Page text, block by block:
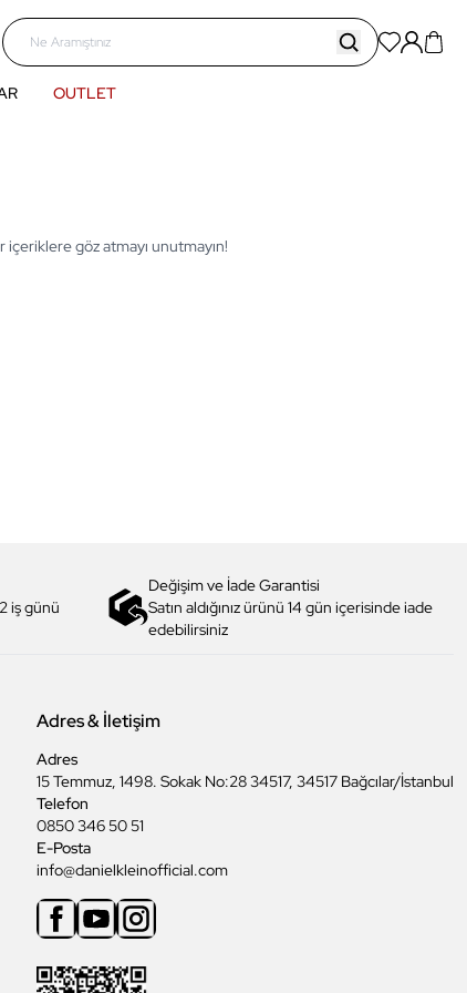
OUTLET
içeriklere göz atmayı unutmayın!
iş günü
Değişim ve İade Garantisi
Satın aldığınız ürünü 14 gün içerisinde iade
edebilirsiniz
Adres & İletişim
Adres
15 Temmuz, 1498. Sokak No:28 34517, 34517 Bağcılar/İstanbul
Telefon
0850 346 50 51
E-Posta
info@danielkleinofficial.com
FacebookYoutubeInstagram